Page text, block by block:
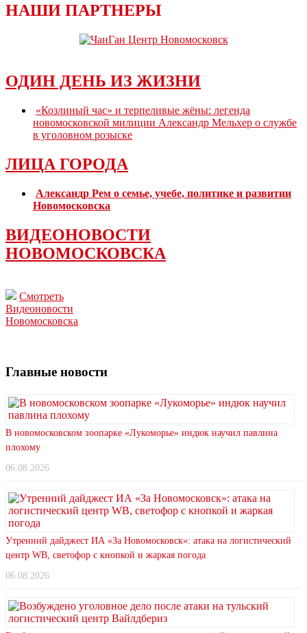
НАШИ ПАРТНЕРЫ
ОДИН ДЕНЬ ИЗ ЖИЗНИ
«Козлиный час» и терпеливые жёны: легенда
новомосковской милиции Александр Мельхер о службе
в уголовном розыске
ЛИЦА ГОРОДА
Александр Рем о семье, учебе, политике и развитии
Новомосковска
ВИДЕОНОВОСТИ
НОВОМОСКОВСКА
Смотреть
Видеоновости
Новомосковска
Главные новости
В новомосковском зоопарке «Лукоморье» индюк научил павлина
плохому
06.08.2026
Утренний дайджест ИА «За Новомосковск»: атака на логистический
центр WB, светофор с кнопкой и жаркая погода
06.08.2026